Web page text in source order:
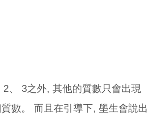
、 3之外, 其他的質數只會出現
數。 而且在引導下, 壆生會說出